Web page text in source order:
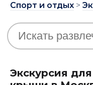
Спорт и отдых >
Экскурсия